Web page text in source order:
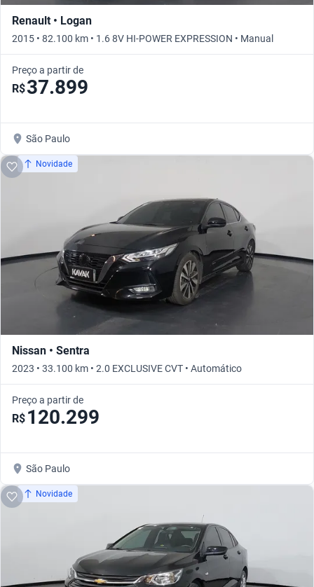
Renault • Logan
2015 • 82.100 km • 1.6 8V HI-POWER EXPRESSION • Manual
Preço a partir de
R$37.899
São Paulo
Novidade
Nissan • Sentra
2023 • 33.100 km • 2.0 EXCLUSIVE CVT • Automático
Preço a partir de
R$ 120.299
São Paulo
Novidade